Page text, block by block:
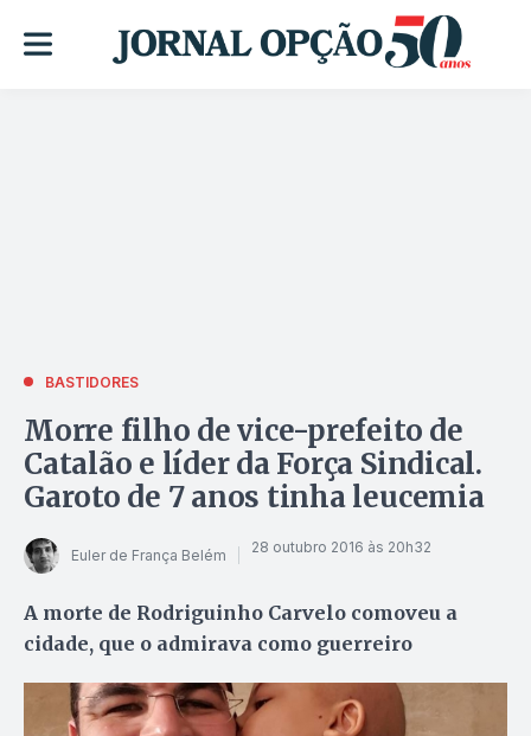
BASTIDORES
Morre filho de vice-prefeito de
Catalão e líder da Força Sindical.
Garoto de 7 anos tinha leucemia
Euler de França Belém 28 outubro 2016 às 20h32
A morte de Rodriguinho Carvelo comoveu a
cidade, que o admirava como guerreiro